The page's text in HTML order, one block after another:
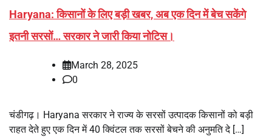
Haryana: किसानों के लिए बड़ी खबर, अब एक दिन में बेच सकेंगे
इतनी सरसों… सरकार ने जारी किया नोटिस।
March 28, 2025
0
चंडीगढ़। Haryana सरकार ने राज्य के सरसों उत्पादक किसानों को बड़ी
राहत देते हुए एक दिन में 40 क्विंटल तक सरसों बेचने की अनुमति दे […]